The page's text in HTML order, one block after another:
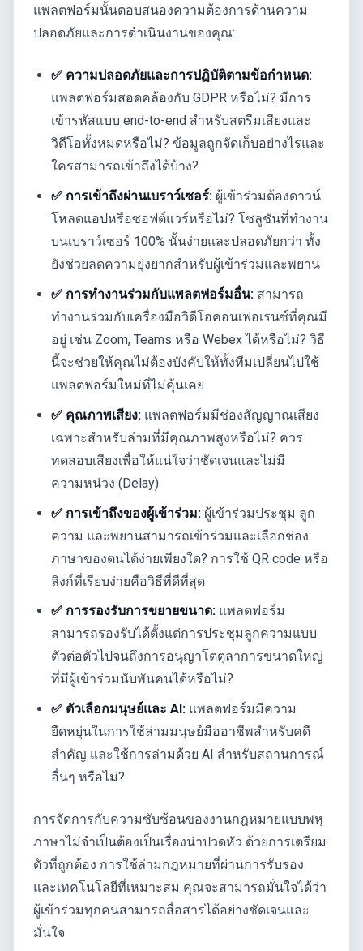
แพลตฟอร์มนั้นตอบสนองความต้องการด้านความ
ปลอดภัยและการดำเนินงานของคุณ:
✅ ความปลอดภัยและการปฏิบัติตามข้อกำหนด:
แพลตฟอร์มสอดคล้องกับ GDPR หรือไม่? มีการ
เข้ารหัสแบบ end-to-end สำหรับสตรีมเสียงและ
วิดีโอทั้งหมดหรือไม่? ข้อมูลถูกจัดเก็บอย่างไรและ
ใครสามารถเข้าถึงได้บ้าง?
✅ การเข้าถึงผ่านเบราว์เซอร์: ผู้เข้าร่วมต้องดาวน์
โหลดแอปหรือซอฟต์แวร์หรือไม่? โซลูชันที่ทำงาน
บนเบราว์เซอร์ 100% นั้นง่ายและปลอดภัยกว่า ทั้ง
ยังช่วยลดความยุ่งยากสำหรับผู้เข้าร่วมและพยาน
✅ การทำงานร่วมกับแพลตฟอร์มอื่น: สามารถ
ทำงานร่วมกับเครื่องมือวิดีโอคอนเฟอเรนซ์ที่คุณมี
อยู่ เช่น Zoom, Teams หรือ Webex ได้หรือไม่? วิธี
นี้จะช่วยให้คุณไม่ต้องบังคับให้ทั้งทีมเปลี่ยนไปใช้
แพลตฟอร์มใหม่ที่ไม่คุ้นเคย
✅ คุณภาพเสียง: แพลตฟอร์มมีช่องสัญญาณเสียง
เฉพาะสำหรับล่ามที่มีคุณภาพสูงหรือไม่? ควร
ทดสอบเสียงเพื่อให้แน่ใจว่าชัดเจนและไม่มี
ความหน่วง (Delay)
✅ การเข้าถึงของผู้เข้าร่วม: ผู้เข้าร่วมประชุม ลูก
ความ และพยานสามารถเข้าร่วมและเลือกช่อง
ภาษาของตนได้ง่ายเพียงใด? การใช้ QR code หรือ
ลิงก์ที่เรียบง่ายคือวิธีที่ดีที่สุด
✅ การรองรับการขยายขนาด: แพลตฟอร์ม
สามารถรองรับได้ตั้งแต่การประชุมลูกความแบบ
ตัวต่อตัวไปจนถึงการอนุญาโตตุลาการขนาดใหญ่
ที่มีผู้เข้าร่วมนับพันคนได้หรือไม่?
✅ ตัวเลือกมนุษย์และ AI: แพลตฟอร์มมีความ
ยืดหยุ่นในการใช้ล่ามมนุษย์มืออาชีพสำหรับคดี
สำคัญ และใช้การล่ามด้วย AI สำหรับสถานการณ์
อื่นๆ หรือไม่?
การจัดการกับความซับซ้อนของงานกฎหมายแบบพหุ
ภาษาไม่จำเป็นต้องเป็นเรื่องน่าปวดหัว ด้วยการเตรียม
ตัวที่ถูกต้อง การใช้ล่ามกฎหมายที่ผ่านการรับรอง
และเทคโนโลยีที่เหมาะสม คุณจะสามารถมั่นใจได้ว่า
ผู้เข้าร่วมทุกคนสามารถสื่อสารได้อย่างชัดเจนและ
มั่นใจ